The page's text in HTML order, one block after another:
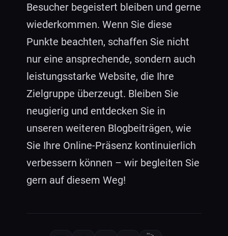
Besucher begeistert bleiben und gerne
wiederkommen. Wenn Sie diese
Punkte beachten, schaffen Sie nicht
nur eine ansprechende, sondern auch
leistungsstarke Website, die Ihre
Zielgruppe überzeugt. Bleiben Sie
neugierig und entdecken Sie in
unseren weiteren Blogbeiträgen, wie
Sie Ihre Online-Präsenz kontinuierlich
verbessern können – wir begleiten Sie
gern auf diesem Weg!